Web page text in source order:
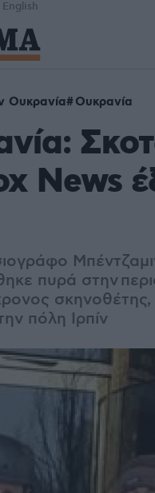
English
Ουκρανία Ουκρανία
News
πυρά στην
πόλη Ιρπίν